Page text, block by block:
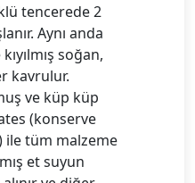
tencerede 2
Aynı anda
soğan,
kavrulur.
ve küp küp
(konserve
tüm malzeme
et suyun